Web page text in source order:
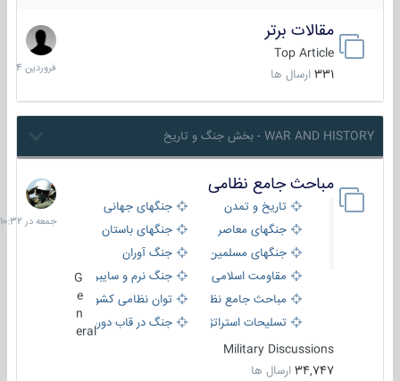
مقالات برتر
Top Article
331 ارسال ها
29
فروردین
1404
WAR AND HISTORY - بخش جنگ و تاریخ
مباحث جامع نظامی
تاریخ و تمدن
جنگهای جهانی
جنگهای معاصر
جنگهای باستان
جنگهای مسلمین
جنگ آوران
مقاومت اسلامی
جنگ نرم و سایبری
مباحث جامع نظامی
توان نظامی کشورها
تسلیحات استراتژیک
جنگ در قاب دوربین
eral
Military Discussions
34,747 ارسال ها
جمعه
در
10:32